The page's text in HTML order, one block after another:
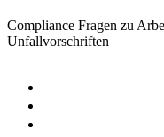
Compliance Fragen zu
Unfallvorschriften